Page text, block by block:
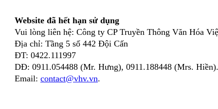
Website đã hết hạn sử dụng
Vui lòng liên hệ: Công ty CP Truyền Thông Văn Hóa
Địa chỉ: Tầng 5 số 442 Đội Cấn
ĐT: 0422.111997
DĐ: 0911.054488 (Mr. Hưng), 0911.188448 (Mrs. Hiền).
Email: contact@vhv.vn.